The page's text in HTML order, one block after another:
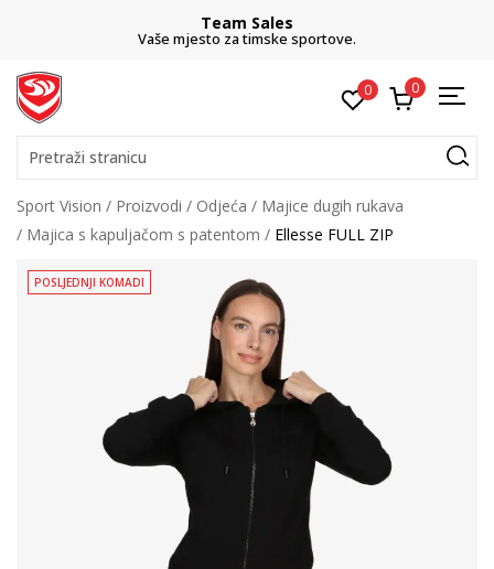
Team Sales
Vaše mjesto za timske sportove.
0 0
Pretraži stranicu
Sport Vision Proizvodi Odjeća
Majice dugih rukava
Majica s kapuljačom s patentom
Ellesse FULL ZIP
POSLJEDNJI KOMADI